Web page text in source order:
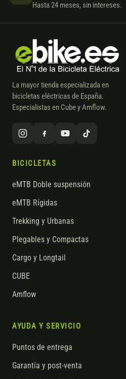
Hasta 24 meses, sin intereses.
La mayor tienda especializada en
bicicletas eléctricas de España.
Especialistas en Cube y Amflow.
BICICLETAS
eMTB Doble suspensión
eMTB Rígidas
Trekking y Urbanas
Plegables y Compactas
Cargo y Longtail
CUBE
Amflow
AYUDA Y SERVICIO
Puntos de entrega
Garantía y post-venta